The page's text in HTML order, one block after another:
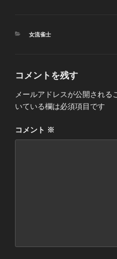
カ
女流雀士
コメントを残す
メールアドレスが公開される
いている欄は必須項目です
コメント ※